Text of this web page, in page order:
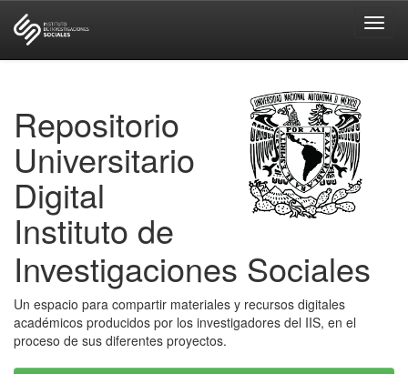
Repositorio
Universitario
Digital
Instituto de
Investigaciones Sociales
Un espacio para compartir materiales y recursos digitales
académicos producidos por los investigadores del IIS, en el
proceso de sus diferentes proyectos.